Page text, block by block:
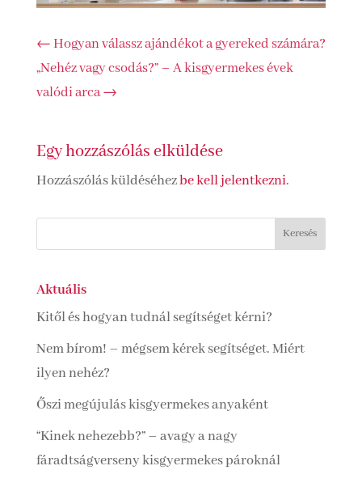
←Hogyan válassz ajándékot a gyereked számára?
„Nehéz vagy csodás?” – A kisgyermekes évek
valódi arca→
Egy hozzászólás elküldése
Hozzászólás küldéséhezbe kell jelentkezni.
Aktuális
Kitől és hogyan tudnál segítséget kérni?
Nem bírom! – mégsem kérek segítséget. Miért
ilyen nehéz?
Őszi megújulás kisgyermekes anyaként
“Kinek nehezebb?” – avagy a nagy
fáradtságverseny kisgyermekes pároknál